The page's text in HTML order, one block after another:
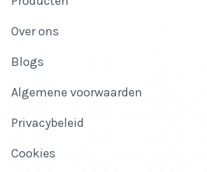
Over ons
Blogs
Algemene voorwaarden
Privacybeleid
Cookies